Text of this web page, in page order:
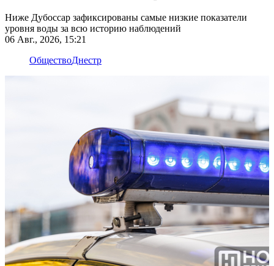
Ниже Дубоссар зафиксированы самые низкие показатели
уровня воды за всю историю наблюдений
06 Авг., 2026, 15:21
ОбществоДнестр